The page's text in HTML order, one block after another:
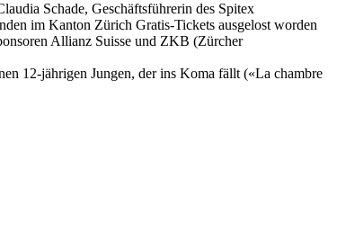
Schade, Geschäftsführerin des Spitex
im Kanton Zürich Gratis-Tickets ausgelost worden
Allianz Suisse und ZKB (Zürcher
12-jährigen Jungen, der ins Koma fällt («La chambre